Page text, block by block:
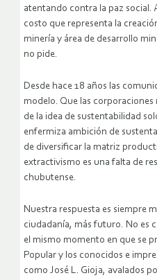
atentando contra la paz social.
costo que representa la
minería y área de desarrollo
no pide.
Desde hace 18 años las
modelo. Que las
de la idea de sustentabilidad
enfermiza ambición de
de diversificar la matriz
extractivismo es una falta de
chubutense.
Nuestra respuesta es siempre
ciudadanía, más futuro. No es
el mismo momento en que se
Popular y los conocidos e
como José L. Gioja, avalados